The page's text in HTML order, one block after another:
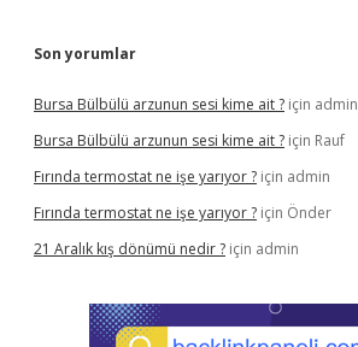
Son yorumlar
Bursa Bülbülü arzunun sesi kime ait ? için admin
Bursa Bülbülü arzunun sesi kime ait ? için Rauf
Fırında termostat ne işe yarıyor ? için admin
Fırında termostat ne işe yarıyor ? için Önder
21 Aralık kış dönümü nedir ? için admin